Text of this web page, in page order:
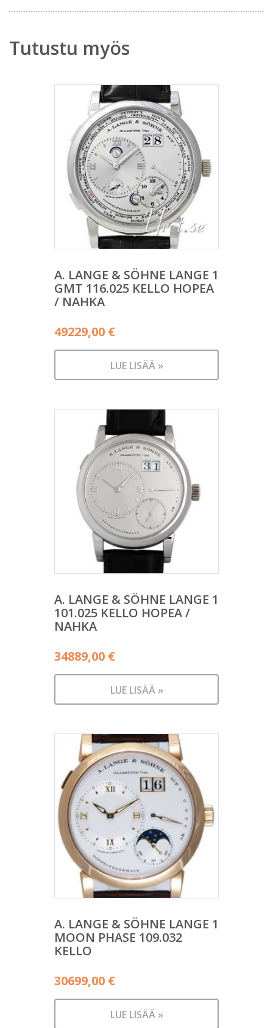
Tutustu myös
A. LANGE & SÖHNE LANGE 1
GMT 116.025 KELLO HOPEA
/ NAHKA
49229,00 €
LUE LISÄÄ »
A. LANGE & SÖHNE LANGE 1
101.025 KELLO HOPEA /
NAHKA
34889,00 €
LUE LISÄÄ »
A. LANGE & SÖHNE LANGE 1
MOON PHASE 109.032
KELLO
30699,00 €
LUE LISÄÄ »